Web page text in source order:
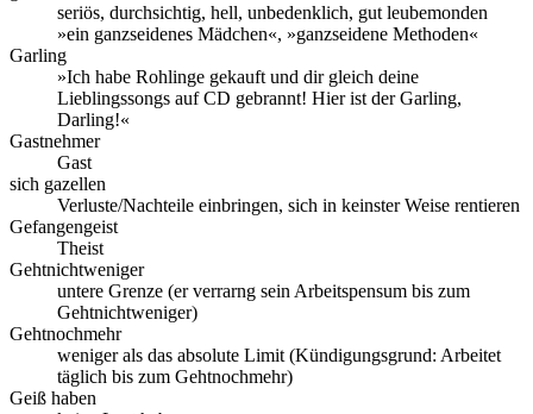
seriös, durchsichtig, hell, unbedenklich, gut leubemonden
»ein ganzseidenes Mädchen«, »ganzseidene Methoden«
Garling
»Ich habe Rohlinge gekauft und dir gleich deine
Lieblingssongs auf CD gebrannt! Hier ist der Garling,
Darling!«
Gastnehmer
Gast
sich gazellen
Verluste/Nachteile einbringen, sich in keinster Weise rentieren
Gefangengeist
Theist
Gehtnichtweniger
untere Grenze (er verrarng sein Arbeitspensum bis zum
Gehtnichtweniger)
Gehtnochmehr
weniger als das absolute Limit (Kündigungsgrund: Arbeitet
täglich bis zum Gehtnochmehr)
Geiß haben